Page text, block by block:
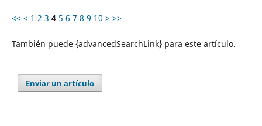
<< < 1 2 3 4 5 6 7 8 9 10 > >>
También puede {advancedSearchLink} para este artículo.
Enviar un artículo